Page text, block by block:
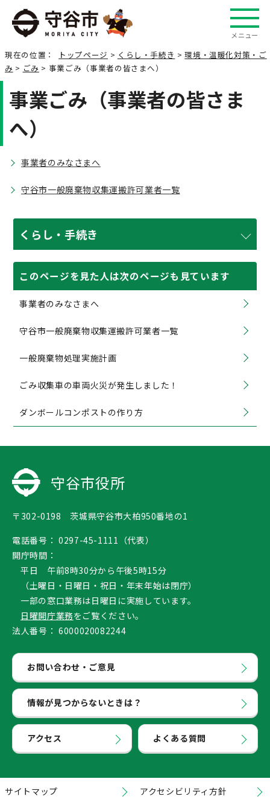
メニュー
現在の位置： トップページ > くらし・手続き >環境・温暖化対策・ご
み > ごみ > 事業ごみ（事業者の皆さまへ）
事業ごみ（事業者の皆さま
へ）
事業者のみなさまへ
守谷市一般廃棄物収集運搬許可業者一覧
くらし・手続き
このページを見た人は次のページも見ています
事業者のみなさまへ
守谷市一般廃棄物収集運搬許可業者一覧
一般廃棄物処理実施計画
ごみ収集車の車両火災が発生しました！
ダンボールコンポストの作り方
守谷市役所
〒302-0198 茨城県守谷市大柏950番地の1
電話番号： 0297-45-1111（代表）
開庁時間：
平日 午前8時30分から午後5時15分
（土曜日・日曜日・祝日・年末年始は閉庁）
一部の窓口業務は日曜日に実施しています。
日曜開庁業務をご覧ください。
法人番号： 6000020082244
お問い合わせ・ご意見
情報が見つからないときは？
アクセス よくある質問
サイトマップ アクセシビリティ方針